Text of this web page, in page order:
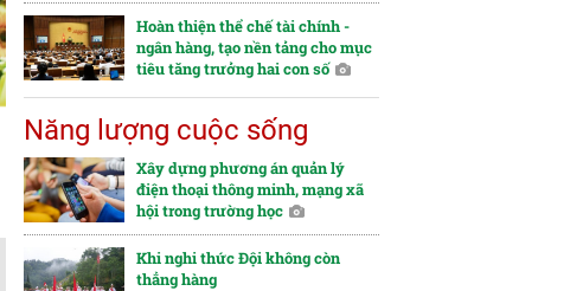
Hoàn thiện thể chế tài chính -
ngân hàng, tạo nền tảng cho mục
tiêu tăng trưởng hai con số
Năng lượng cuộc sống
Xây dựng phương án quản lý
điện thoại thông minh, mạng xã
hội trong trường học
Khi nghi thức Đội không còn
thẳng hàng